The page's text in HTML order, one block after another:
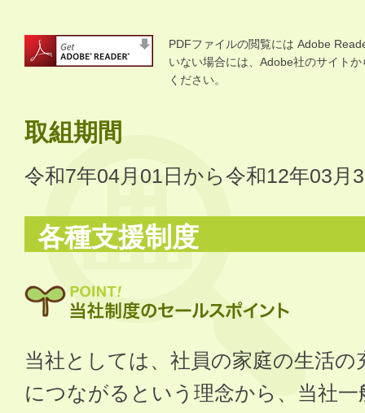
PDFファイルの閲覧には Adobe
いない場合には、Adobe社のサイト
ください。
取組期間
令和7年04月01日から令和12年03月
各種支援制度
当社としては、社員の家庭の生活
につながるという理念から、当社